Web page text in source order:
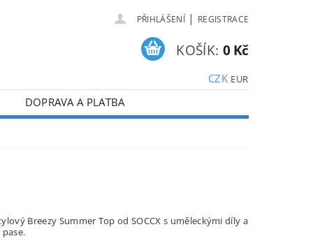
PŘIHLÁŠENÍ | REGISTRACE
CZK EUR
KOŠÍK: 0 Kč
DOPRAVA A PLATBA
Breezy Summer Top od SOCCX s uměleckými díly a